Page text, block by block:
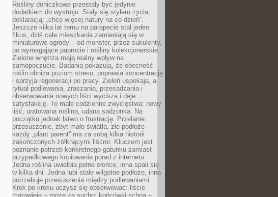
Rośliny doniczkowe przestały być jedynie
dodatkiem do wystroju. Stały się stylem życia,
deklaracją: „chcę więcej natury na co dzień”.
Jeszcze kilka lat temu na parapecie stał jeden
fikus, dziś całe mieszkania zamieniają się w
miniaturowe ogrody – od monster, przez sukulenty,
po wymagające paprocie i rośliny kolekcjonerskie.
Zielone wnętrza mają realny wpływ na
samopoczucie. Badania pokazują, że obecność
roślin obniża poziom stresu, poprawia koncentrację
i sprzyja regeneracji po pracy. Zieleń uspokaja, a
rytuał podlewania, zraszania, przesadzania i
obserwowania nowych liści wycisza i daje
satysfakcję. To małe codzienne zwycięstwa: nowy
liść, uratowana roślina, udana sadzonka. Na
początku jednak łatwo o frustrację. Przelanie,
przesuszenie, zbyt mało światła, złe podłoże –
każdy „plant parent” ma za sobą kilka historii
zakończonych żółknącymi liśćmi. Kluczem jest
poznanie potrzeb konkretnego gatunku zamiast
przypadkowego kopiowania porad z internetu.
Jedna roślina uwielbia pełne słońce, inna spali się
w kilka dni. Jedna lubi stale wilgotne podłoże, inna
potrzebuje przesuszenia między podlewaniami.
Krok po kroku uczysz się obserwować: liście
matowieją – może za sucho; końcówki schną –